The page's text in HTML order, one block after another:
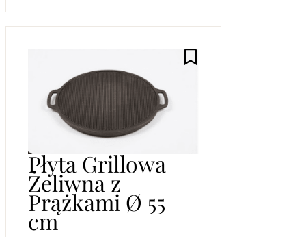
Płyta Grillowa
Żeliwna z
Prążkami Ø 55
cm